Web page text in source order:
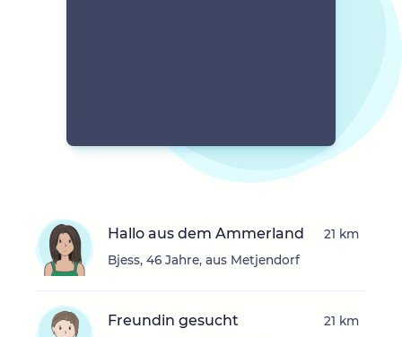
Hallo aus dem Ammerland
Bjess, 46 Jahre, aus Metjendorf
21 km
Freundin gesucht 21 km